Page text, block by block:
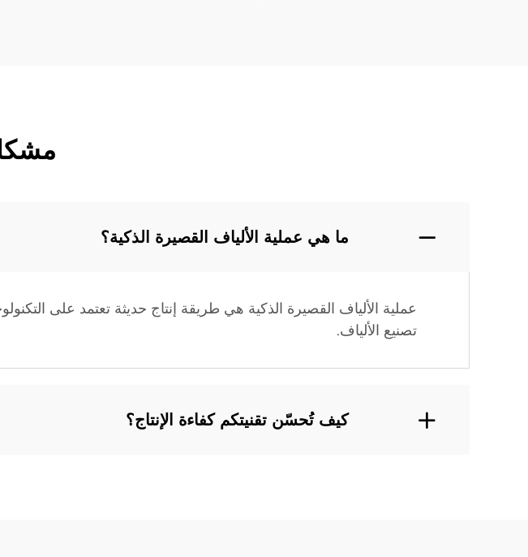
ما هي عملية الألياف القصيرة الذكية؟
عملية الألياف القصيرة الذكية هي طريقة إنتاج حديثة تعتمد على
تصنيع الألياف.
كيف تُحسّن تقنيتكم كفاءة الإنتاج؟